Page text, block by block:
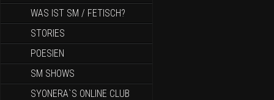
WAS IST SM / FETISCH?
STORIES
POESIEN
SM SHOWS
SYONERA`S ONLINE CLUB